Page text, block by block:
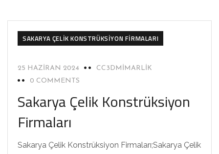
SAKARYA ÇELIK KONSTRÜKSIYON FIRMALARI
25 HAZIRAN 2024
CC3DMIMARLIK
0 COMMENTS
Sakarya Çelik Konstrüksiyon
Firmaları
Sakarya Çelik Konstrüksiyon Firmaları;Sakarya Çelik